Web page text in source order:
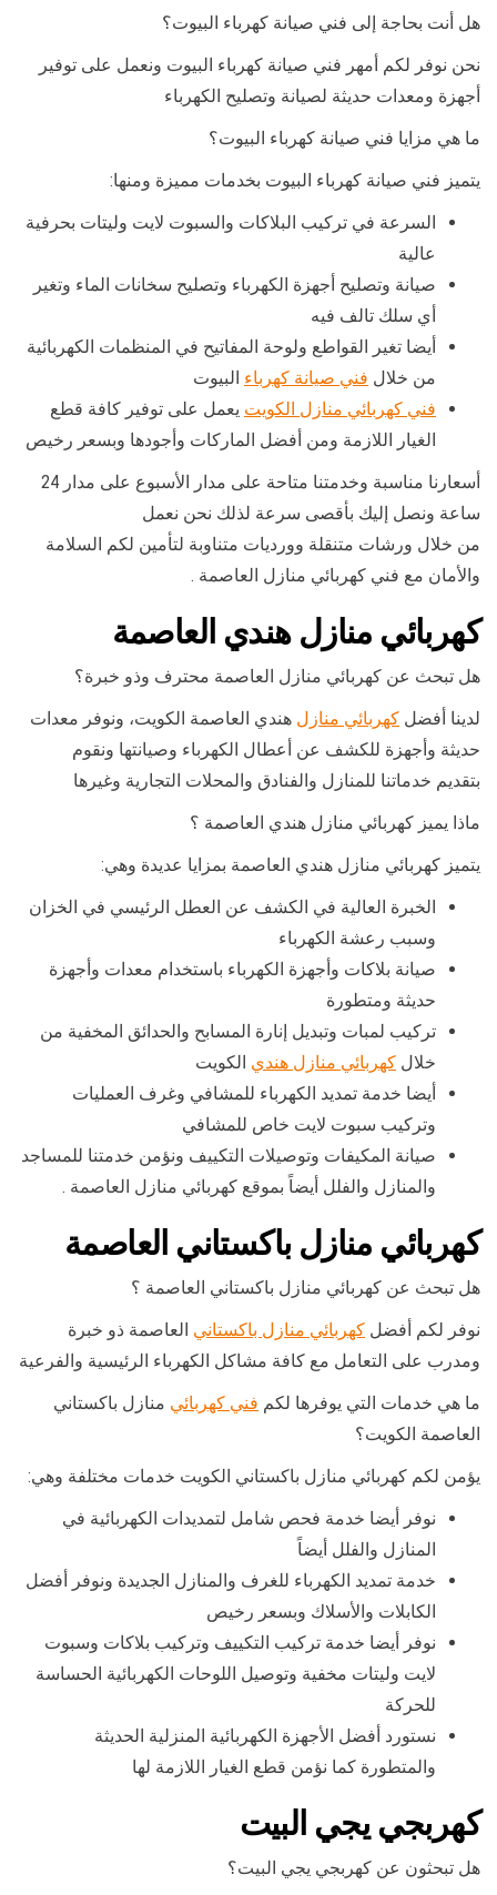
هل أنت بحاجة إلى فني صيانة كهرباء البيوت؟
نحن نوفر لكم أمهر فني صيانة كهرباء البيوت ونعمل على توفير
أجهزة ومعدات حديثة لصيانة وتصليح الكهرباء
ما هي مزايا فني صيانة كهرباء البيوت؟
يتميز فني صيانة كهرباء البيوت بخدمات مميزة ومنها:
السرعة في تركيب البلاكات والسبوت لايت وليتات بحرفية
عالية
صيانة وتصليح أجهزة الكهرباء وتصليح سخانات الماء وتغير
أي سلك تالف فيه
أيضا تغير القواطع ولوحة المفاتيح في المنظمات الكهربائية
من خلال فني صيانة كهرباء البيوت
فني كهربائي منازل الكويت يعمل على توفير كافة قطع
الغيار اللازمة ومن أفضل الماركات وأجودها وبسعر رخيص
أسعارنا مناسبة وخدمتنا متاحة على مدار الأسبوع على مدار 24
ساعة ونصل إليك بأقصى سرعة لذلك نحن نعمل
من خلال ورشات متنقلة وورديات متناوبة لتأمين لكم السلامة
والأمان مع فني كهربائي منازل العاصمة .
كهربائي منازل هندي العاصمة
هل تبحث عن كهربائي منازل العاصمة محترف وذو خبرة؟
لدينا أفضل كهربائي منازل هندي العاصمة الكويت، ونوفر معدات
حديثة وأجهزة للكشف عن أعطال الكهرباء وصيانتها ونقوم
بتقديم خدماتنا للمنازل والفنادق والمحلات التجارية وغيرها
ماذا يميز كهربائي منازل هندي العاصمة ؟
يتميز كهربائي منازل هندي العاصمة بمزايا عديدة وهي:
الخبرة العالية في الكشف عن العطل الرئيسي في الخزان
وسبب رعشة الكهرباء
صيانة بلاكات وأجهزة الكهرباء باستخدام معدات وأجهزة
حديثة ومتطورة
تركيب لمبات وتبديل إنارة المسابح والحدائق المخفية من
خلال كهربائي منازل هندي الكويت
أيضا خدمة تمديد الكهرباء للمشافي وغرف العمليات
وتركيب سبوت لايت خاص للمشافي
صيانة المكيفات وتوصيلات التكييف ونؤمن خدمتنا للمساجد
والمنازل والفلل أيضاً بموقع كهربائي منازل العاصمة .
كهربائي منازل باكستاني العاصمة
هل تبحث عن كهربائي منازل باكستاني العاصمة ؟
نوفر لكم أفضل كهربائي منازل باكستاني العاصمة ذو خبرة
ومدرب على التعامل مع كافة مشاكل الكهرباء الرئيسية والفرعية
ما هي خدمات التي يوفرها لكم فني كهربائي منازل باكستاني
العاصمة الكويت؟
يؤمن لكم كهربائي منازل باكستاني الكويت خدمات مختلفة وهي:
نوفر أيضا خدمة فحص شامل لتمديدات الكهربائية في
المنازل والفلل أيضاً
خدمة تمديد الكهرباء للغرف والمنازل الجديدة ونوفر أفضل
الكابلات والأسلاك وبسعر رخيص
نوفر أيضا خدمة تركيب التكييف وتركيب بلاكات وسبوت
لايت وليتات مخفية وتوصيل اللوحات الكهربائية الحساسة
للحركة
نستورد أفضل الأجهزة الكهربائية المنزلية الحديثة
والمتطورة كما نؤمن قطع الغيار اللازمة لها
كهربجي يجي البيت
هل تبحثون عن كهربجي يجي البيت؟